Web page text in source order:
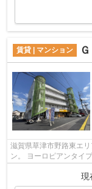
賃貸 | マンション
滋賀県草津市野路東エ
ン。 ヨーロピアンタイ
現